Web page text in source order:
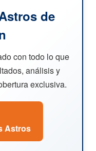
de
con todo lo que
análisis y
exclusiva.
Astros